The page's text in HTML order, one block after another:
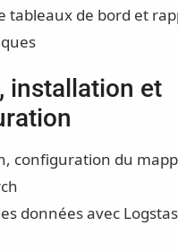
tableaux de bord et
installation et
configuration du
données avec